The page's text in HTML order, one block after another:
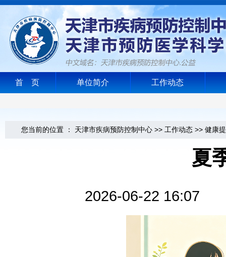
首 页 单位简介 工作动态
您当前的位置 ： 天津市疾病预防控制中心 >> 工作动态 >> 健康
夏
2026-06-22 16:07